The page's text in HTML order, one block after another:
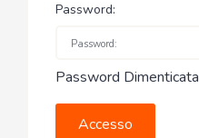
Password:
Password Dimenticata